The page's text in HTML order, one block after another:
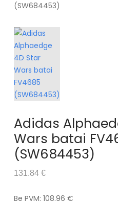
Adidas
Wars batai
(SW684453)
131.84 €
Be PVM: 108.96 €